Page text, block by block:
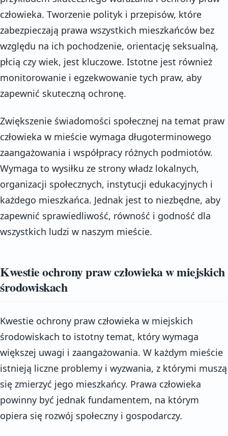
człowieka. Tworzenie polityk i przepisów, które
zabezpieczają prawa wszystkich mieszkańców bez
względu na ich pochodzenie, orientację seksualną,
płcią czy wiek, jest kluczowe. Istotne jest również
monitorowanie i egzekwowanie tych praw, aby
zapewnić skuteczną ochronę.
Zwiększenie świadomości społecznej na temat praw
człowieka w mieście wymaga długoterminowego
zaangażowania i współpracy różnych podmiotów.
Wymaga to wysiłku ze strony władz lokalnych,
organizacji społecznych, instytucji edukacyjnych i
każdego mieszkańca. Jednak jest to niezbędne, aby
zapewnić sprawiedliwość, równość i godność dla
wszystkich ludzi w naszym mieście.
Kwestie ochrony praw człowieka w miejskich
środowiskach
Kwestie ochrony praw człowieka w miejskich
środowiskach to istotny temat, który wymaga
większej uwagi i zaangażowania. W każdym mieście
istnieją liczne problemy i wyzwania, z którymi muszą
się zmierzyć jego mieszkańcy. Prawa człowieka
powinny być jednak fundamentem, na którym
opiera się rozwój społeczny i gospodarczy.